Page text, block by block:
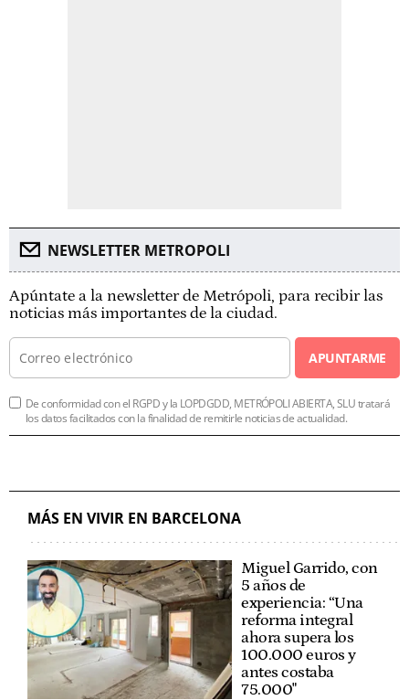
NEWSLETTER METROPOLI
Apúntate a la newsletter de Metrópoli, para recibir las
noticias más importantes de la ciudad.
APUNTARME
De conformidad con el RGPD y la LOPDGDD, METRÓPOLI ABIERTA, SLU tratará
los datos facilitados con la finalidad de remitirle noticias de actualidad.
MÁS EN VIVIR EN BARCELONA
Miguel Garrido, con
5 años de
experiencia: “Una
reforma integral
ahora supera los
100.000 euros y
antes costaba
75.000"